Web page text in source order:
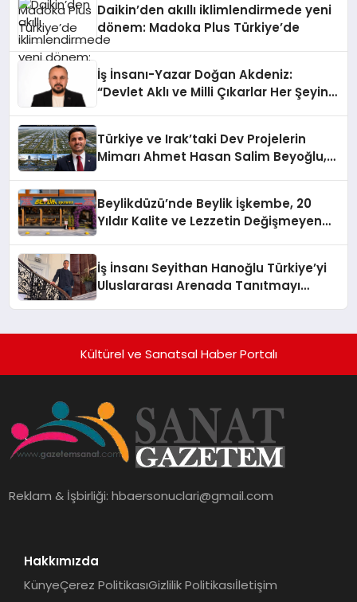
Daikin’den akıllı iklimlendirmede yeni
dönem: Madoka Plus Türkiye’de
İş İnsanı-Yazar Doğan Akdeniz:
“Devlet Aklı ve Milli Çıkarlar Her Şeyin
Türkiye ve Irak’taki Dev Projelerin
Mimarı Ahmet Hasan Salim Beyoğlu,
Hayata Geçirecek
Beylikdüzü’nde Beylik İşkembe, 20
Yıldır Kalite ve Lezzetin Değişmeyen
İş İnsanı Seyithan Hanoğlu Türkiye’yi
Uluslararası Arenada Tanıtmayı
Kültürel ve Sanatsal Haber Portalı
Reklam & İşbirliği:hbaersonuclari@gmail.com
Hakkımızda
KünyeÇerez PolitikasıGizlilik Politikasıİletişim